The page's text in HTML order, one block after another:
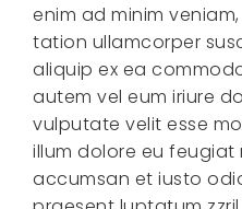
enim ad minim
tation ullamcorper
aliquip ex ea
autem vel eum iriure
vulputate velit esse
illum dolore eu
accumsan et iusto